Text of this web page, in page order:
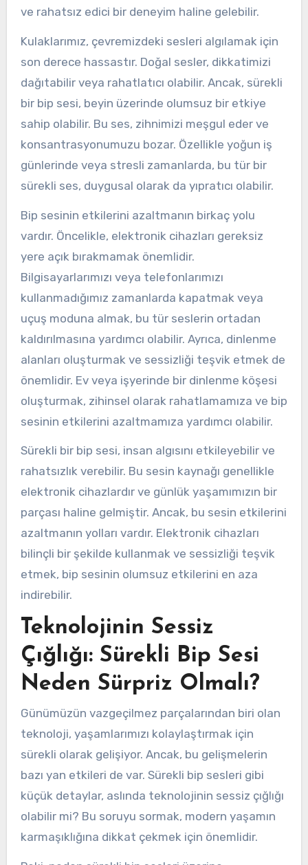
ve rahatsız edici bir deneyim haline gelebilir.
Kulaklarımız, çevremizdeki sesleri algılamak için
son derece hassastır. Doğal sesler, dikkatimizi
dağıtabilir veya rahatlatıcı olabilir. Ancak, sürekli
bir bip sesi, beyin üzerinde olumsuz bir etkiye
sahip olabilir. Bu ses, zihnimizi meşgul eder ve
konsantrasyonumuzu bozar. Özellikle yoğun iş
günlerinde veya stresli zamanlarda, bu tür bir
sürekli ses, duygusal olarak da yıpratıcı olabilir.
Bip sesinin etkilerini azaltmanın birkaç yolu
vardır. Öncelikle, elektronik cihazları gereksiz
yere açık bırakmamak önemlidir.
Bilgisayarlarımızı veya telefonlarımızı
kullanmadığımız zamanlarda kapatmak veya
uçuş moduna almak, bu tür seslerin ortadan
kaldırılmasına yardımcı olabilir. Ayrıca, dinlenme
alanları oluşturmak ve sessizliği teşvik etmek de
önemlidir. Ev veya işyerinde bir dinlenme köşesi
oluşturmak, zihinsel olarak rahatlamamıza ve bip
sesinin etkilerini azaltmamıza yardımcı olabilir.
Sürekli bir bip sesi, insan algısını etkileyebilir ve
rahatsızlık verebilir. Bu sesin kaynağı genellikle
elektronik cihazlardır ve günlük yaşamımızın bir
parçası haline gelmiştir. Ancak, bu sesin etkilerini
azaltmanın yolları vardır. Elektronik cihazları
bilinçli bir şekilde kullanmak ve sessizliği teşvik
etmek, bip sesinin olumsuz etkilerini en aza
indirebilir.
Teknolojinin Sessiz
Çığlığı: Sürekli Bip Sesi
Neden Sürpriz Olmalı?
Günümüzün vazgeçilmez parçalarından biri olan
teknoloji, yaşamlarımızı kolaylaştırmak için
sürekli olarak gelişiyor. Ancak, bu gelişmelerin
bazı yan etkileri de var. Sürekli bip sesleri gibi
küçük detaylar, aslında teknolojinin sessiz çığlığı
olabilir mi? Bu soruyu sormak, modern yaşamın
karmaşıklığına dikkat çekmek için önemlidir.